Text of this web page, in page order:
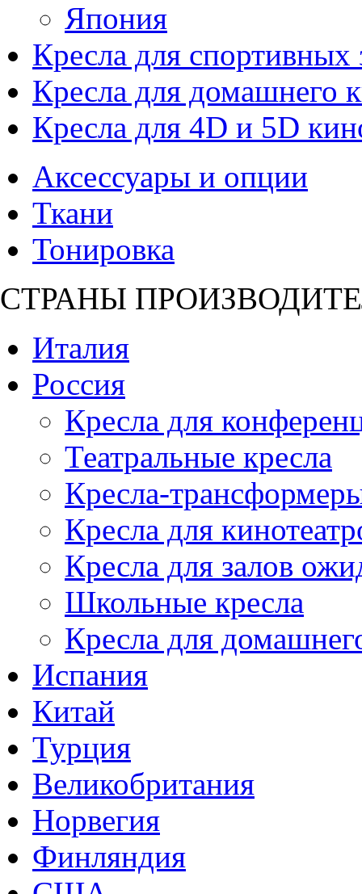
Япония
Кресла для спортивных
Кресла для домашнего
Кресла для 4D и 5D
Аксессуары и опции
Ткани
Тонировка
СТРАНЫ
Италия
Россия
Кресла для
Театральные кресла
Кресла-
Кресла для
Кресла для залов
Школьные кресла
Кресла для
Испания
Китай
Турция
Великобритания
Норвегия
Финляндия